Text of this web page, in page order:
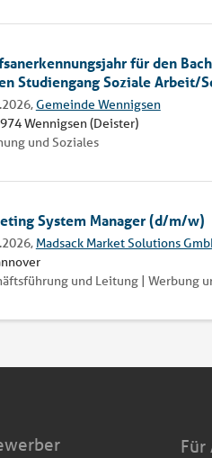
für den
Studiengang Soziale Arbeit/
Gemeinde Wennigsen
Wennigsen (Deister)
und Soziales
System Manager (d/m/w)
Madsack Market Solutions
und Leitung | Werbung
Für